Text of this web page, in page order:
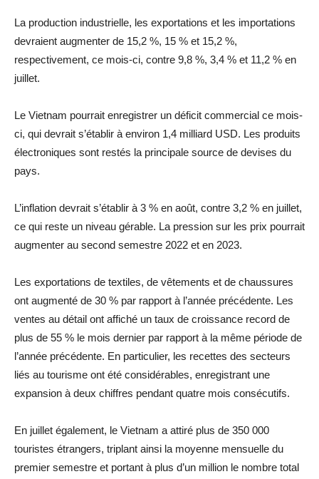
La production industrielle, les exportations et les importations
devraient augmenter de 15,2 %, 15 % et 15,2 %,
respectivement, ce mois-ci, contre 9,8 %, 3,4 % et 11,2 % en
juillet.
Le Vietnam pourrait enregistrer un déficit commercial ce mois-
ci, qui devrait s’établir à environ 1,4 milliard USD. Les produits
électroniques sont restés la principale source de devises du
pays.
L’inflation devrait s’établir à 3 % en août, contre 3,2 % en juillet,
ce qui reste un niveau gérable. La pression sur les prix pourrait
augmenter au second semestre 2022 et en 2023.
Les exportations de textiles, de vêtements et de chaussures
ont augmenté de 30 % par rapport à l’année précédente. Les
ventes au détail ont affiché un taux de croissance record de
plus de 55 % le mois dernier par rapport à la même période de
l’année précédente. En particulier, les recettes des secteurs
liés au tourisme ont été considérables, enregistrant une
expansion à deux chiffres pendant quatre mois consécutifs.
En juillet également, le Vietnam a attiré plus de 350 000
touristes étrangers, triplant ainsi la moyenne mensuelle du
premier semestre et portant à plus d’un million le nombre total